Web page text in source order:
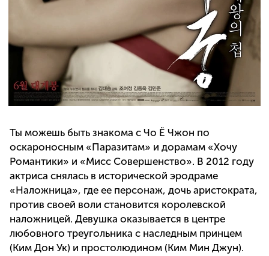
Ты можешь быть знакома с Чо Ё Чжон по
оскароносным «Паразитам» и дорамам «Хочу
Романтики» и «Мисс Совершенство». В 2012 году
актриса снялась в исторической эродраме
«Наложница», где ее персонаж, дочь аристократа,
против своей воли становится королевской
наложницей. Девушка оказывается в центре
любовного треугольника с наследным принцем
(Ким Дон Ук) и простолюдином (Ким Мин Джун).